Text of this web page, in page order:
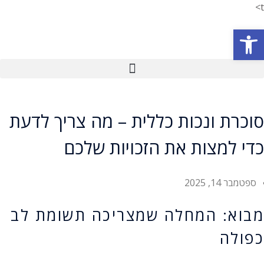
t>
סוכרת ונכות כללית – מה צריך לדעת
כדי למצות את הזכויות שלכם
ספטמבר 14, 2025
מבוא: המחלה שמצריכה תשומת לב
כפולה
פתח סרגל נגישות